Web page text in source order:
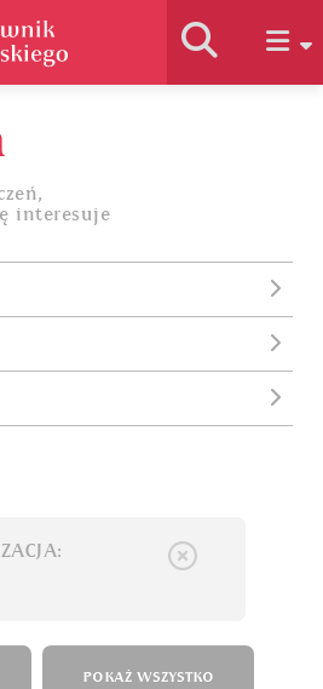
słownika
korzystać
interesuje
POKAŻ WSZYSTKO